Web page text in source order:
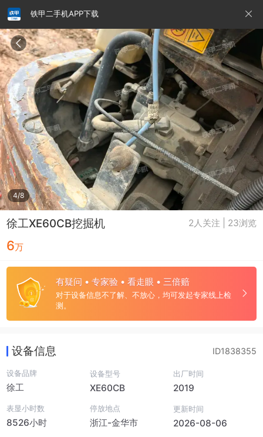
铁甲二手机APP下载
4/8
徐工XE60CB挖掘机 2人关注 | 23浏览
6万
有疑问 • 专家验 • 看走眼 • 三倍赔
对于设备信息不了解、不放心，均可发起专家线上检
测。
请输入手机号
提
交
即
表
示
您
同
意
《隐
私
政
策》
设备信息 ID1838355
设备品牌
徐工
设备型号
XE60CB
出厂时间
2019
表显小时数
8526小时
停放地点
浙江-金华市
更新时间
2026-08-06
铁甲龙总部 4000099032 认证经纪人